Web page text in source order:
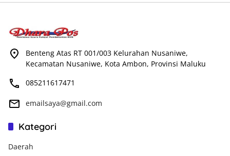
Benteng Atas RT 001/003 Kelurahan Nusaniwe,
Kecamatan Nusaniwe, Kota Ambon, Provinsi Maluku
085211617471
emailsaya@gmail.com
Kategori
Daerah